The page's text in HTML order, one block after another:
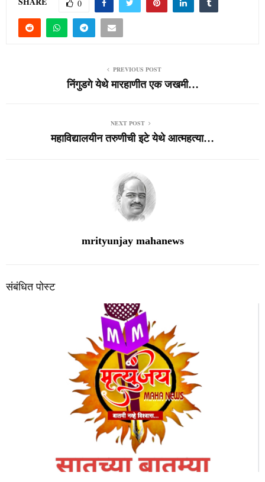
0
PREVIOUS POST
निंगुडगे येथे मारहाणीत एक जखमी…
NEXT POST
महाविद्यालयीन तरुणीची इटे येथे आत्महत्या…
mrityunjay mahanews
संबंधित पोस्ट